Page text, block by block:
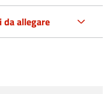
allegare